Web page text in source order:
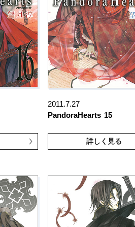
2011.7.27
PandoraHearts 15
詳しく見る